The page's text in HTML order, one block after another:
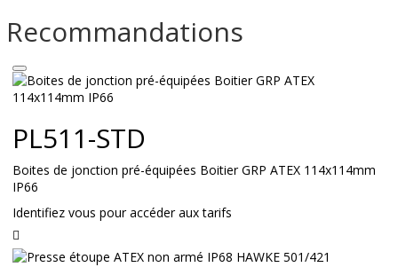
Recommandations
PL511-STD
Boites de jonction pré-équipées Boitier GRP ATEX 114x114mm
IP66
Identifiez vous pour accéder aux tarifs
la